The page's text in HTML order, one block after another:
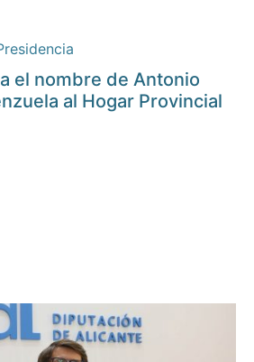
el nombre de Antonio
al Hogar Provincial